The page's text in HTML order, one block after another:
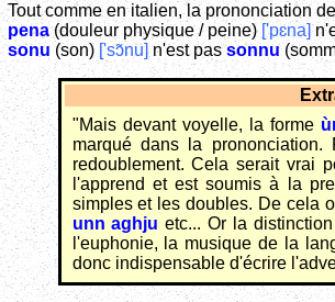
Tout comme en italien, la prononciation
pena (douleur physique / peine) ['pɛna]
sonu(son) ['sɔ̃nu] n'est passonnu
"Mais devant voyelle, la forme
marqué dans la
redoublement. Cela serait vrai
l'apprend et est soumis à la
simples et les doubles. De cela
unn aghju etc... Or la
l'euphonie, la musique de la
donc indispensable d'écrire